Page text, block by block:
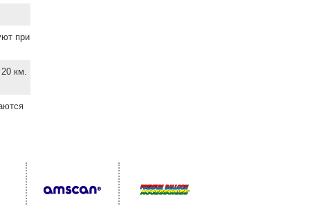
при
км.